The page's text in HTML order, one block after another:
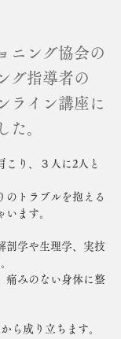
ニング協会の
グ指導者の
ライン講座に
た。
こり、３人に2人と
のトラブルを抱える
ます。
剖学や生理学、実技
痛みのない身体に整
ら成り立ちます。